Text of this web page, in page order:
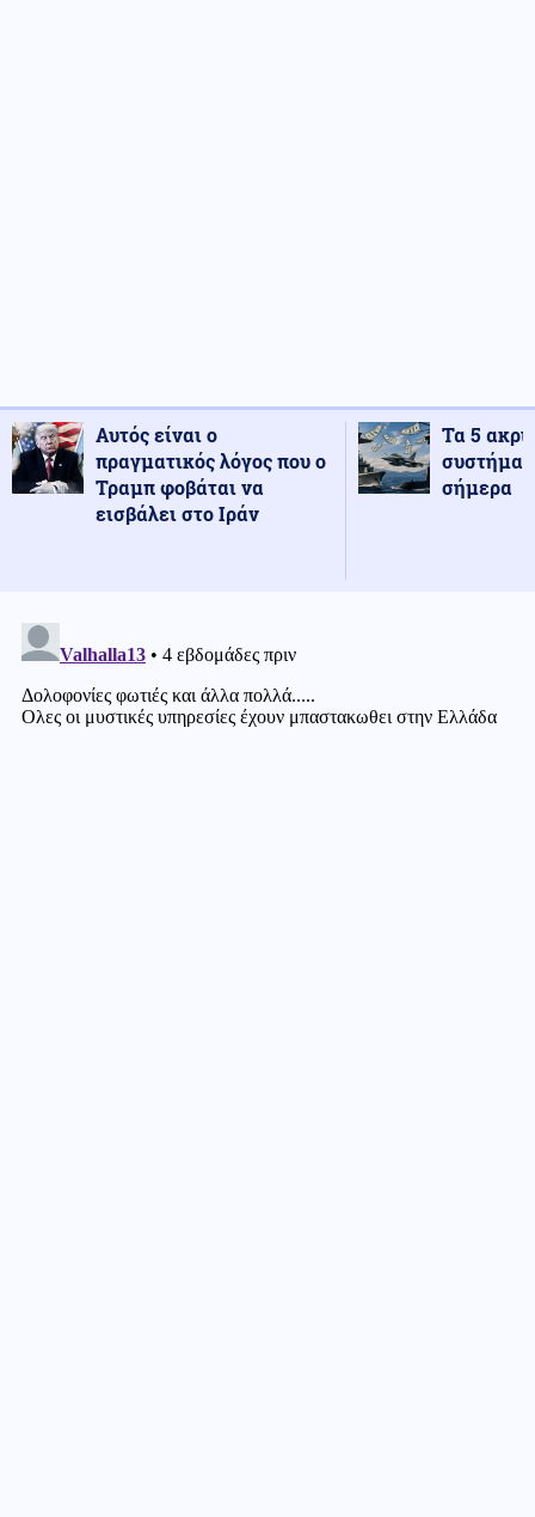
Αυτός είναι ο
πραγματικός λόγος που ο
Τραμπ φοβάται να
εισβάλει στο Ιράν
Τα 5
σήμερα